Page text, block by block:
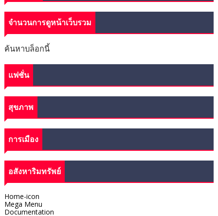
จำนวนการดูหน้าเว็บรวม
ค้นหาบล็อกนี้
แฟชั่น
สุขภาพ
การเมือง
อสังหาริมทรัพย์
Home-icon
Mega Menu
Documentation